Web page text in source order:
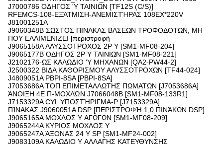
J7000786 ΟΔΗΓΟΣ 'Y ΤΑΙΝΙΩΝ [TF12S (C/S)]
RFEMCS-108-ΕΞΆΤΜΙΣΗ-ΑΝΕΜΙΣΤΉΡΑΣ 108EX*220V
J81001251A
J9060348B ΣΩΣΤΟΣ ΠΙΝΑΚΑΣ ΒΑΣΕΩΝ ΤΡΟΦΟΔΟΤΩΝ, ΜΗ
ΠΟΥ ΕΛΛΙΜΕΝΙΖΕΙ [περιστροφή
J9065158A ΑΛΥΣΣΟΤΡΟΧΟΣ 2P Y [SM1-MF08-204]
J9065177B ΟΔΗΓΟΣ 2P Y ΤΑΙΝΙΩΝ [SM1-MF08-221]
J2102176-ΩΣ ΚΑΛΩΔΙΟ 'Y ΜΗΧΑΝΩΝ [QA2-PW44-2]
J2500322 ΒΙΔΑ ΚΑΘΟΡΙΣΜΟΥ ΑΛΥΣΣΟΤΡΟΧΩΝ [TF44-024]
J4809051A PBPI-8SA [PBPI-8SA]
J7053686A ΤΟΠ ΕΠΙΜΕΤΑΛΛΩΤΗΣ ΠΩΜΑΤΩΝ [J7053686A]
ΆΝΟΙΞΗ 4E Π-ΜΟΧΛΏΝ J7066048B [SM1-MF08-133R1]
J7153329A CYL ΥΠΟΣΤΉΡΙΓΜΑ-Ρ [J7153329A]
ΠΊΝΑΚΑΣ J9060051A DSP [ΠΕΡΙΣΤΡΟΦΉ 1,0 ΠΙΝΆΚΩΝ DSP]
J9065165A ΜΟΧΛΟΣ Y ΑΓΩΓΩΝ [SM1-MF08-209]
J9065244A ΚΥΡΙΟΣ ΜΟΧΛΟΣ Y
J9065247A ΆΞΟΝΑΣ 24 Y SP [SM1-MF24-002]
J9083109A ΚΑΛΩΔΙΟ Y ΑΛΛΑΓΗΣ ΚΑΤΕΥΘΥΝΣΗΣ